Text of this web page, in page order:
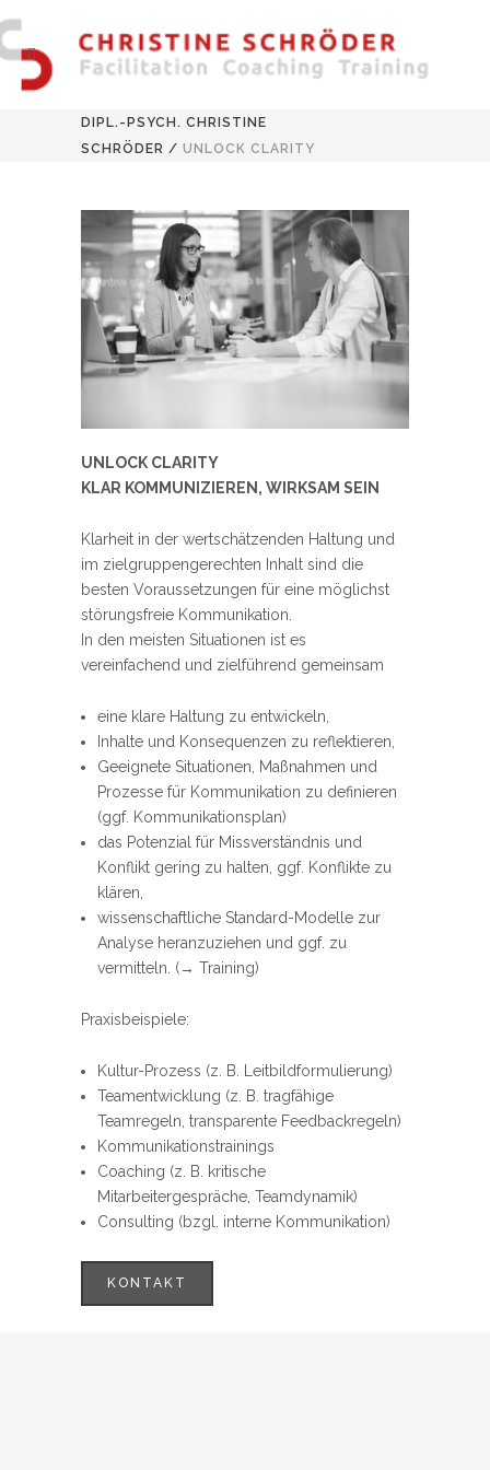
DIPL.-PSYCH. CHRISTINE
SCHRÖDER / UNLOCK CLARITY
UNLOCK CLARITY
KLAR KOMMUNIZIEREN, WIRKSAM SEIN
Klarheit in der wertschätzenden Haltung und
im zielgruppengerechten Inhalt sind die
besten Voraussetzungen für eine möglichst
störungsfreie Kommunikation.
In den meisten Situationen ist es
vereinfachend und zielführend gemeinsam
eine klare Haltung zu entwickeln,
Inhalte und Konsequenzen zu reflektieren,
Geeignete Situationen, Maßnahmen und
Prozesse für Kommunikation zu definieren
(ggf. Kommunikationsplan)
das Potenzial für Missverständnis und
Konflikt gering zu halten, ggf. Konflikte zu
klären,
wissenschaftliche Standard-Modelle zur
Analyse heranzuziehen und ggf. zu
vermitteln. (→ Training)
Praxisbeispiele:
Kultur-Prozess (z. B. Leitbildformulierung)
Teamentwicklung (z. B. tragfähige
Teamregeln, transparente Feedbackregeln)
Kommunikationstrainings
Coaching (z. B. kritische
Mitarbeitergespräche, Teamdynamik)
Consulting (bzgl. interne Kommunikation)
KONTAKT